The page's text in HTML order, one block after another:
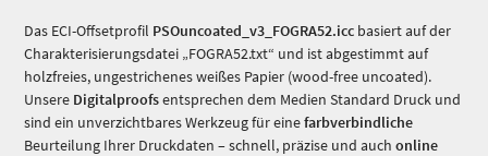
Das ECI-Offsetprofil PSOuncoated_v3_FOGRA52.icc basiert auf der
Charakterisierungsdatei „FOGRA52.txt“ und ist abgestimmt auf
holzfreies, ungestrichenes weißes Papier (wood-free uncoated).
Unsere Digitalproofsentsprechen dem Medien Standard Druck und
sind ein unverzichtbares Werkzeug für einefarbverbindliche
Beurteilung Ihrer Druckdaten – schnell, präzise und auchonline